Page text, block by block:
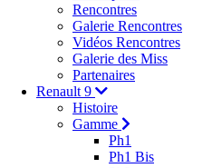
Rencontres
Galerie Rencontres
Vidéos Rencontres
Galerie des Miss
Partenaires
Renault 9
Histoire
Gamme
Ph1
Ph1 Bis